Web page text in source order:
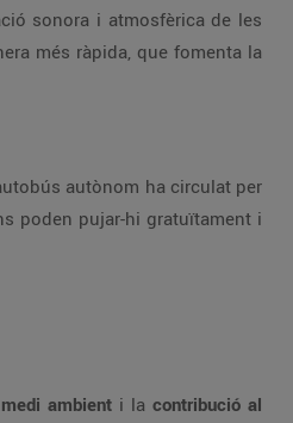
sonora i atmosfèrica de les
més ràpida, que fomenta la
autònom ha circulat per
poden pujar-hi gratuïtament i
ambient i la contribució al